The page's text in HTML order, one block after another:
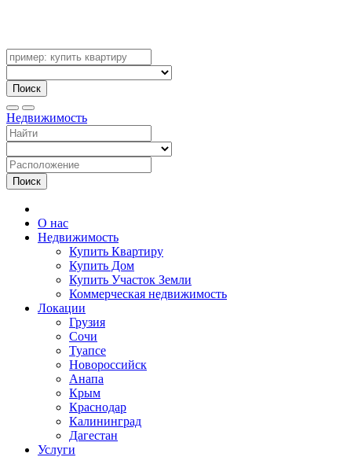
Поиск
Недвижимость
Поиск
О нас
Недвижимость
Купить Квартиру
Купить Дом
Купить Участок Земли
Коммерческая недвижимость
Локации
Грузия
Сочи
Туапсе
Новороссийск
Анапа
Крым
Краснодар
Калининград
Дагестан
Услуги